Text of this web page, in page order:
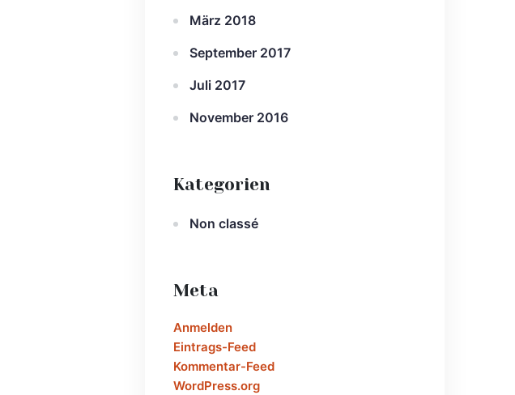
März 2018
September 2017
Juli 2017
November 2016
Kategorien
Non classé
Meta
Anmelden
Eintrags-Feed
Kommentar-Feed
WordPress.org